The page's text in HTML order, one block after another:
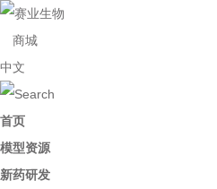
商城
中文
首页
模型资源
新药研发